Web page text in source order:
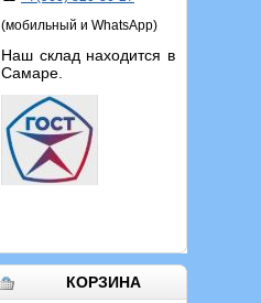
(мобильный и WhatsApp)
Наш склад находится в
Самаре.
КОРЗИНА